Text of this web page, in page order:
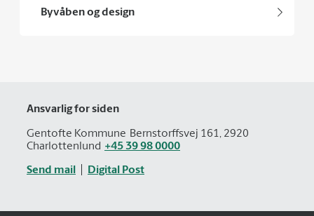
Byvåben og design
Ansvarlig for siden
Gentofte Kommune Bernstorffsvej 161, 2920
Charlottenlund +45 39 98 0000
Send mail Digital Post